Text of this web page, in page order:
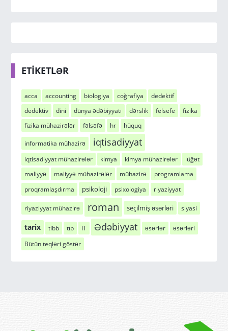
ETİKETLƏR
acca accounting biologiya coğrafiya
dedektif
dedektiv
dini dünya ədəbiyyatı dərslik felsefe
fizika
fizika mühazirələr
fəlsəfə hr hüquq
informatika mühazirə iqtisadiyyat
iqtisadiyyat mühazirələr kimya kimya mühazirələr
lüğət
maliyyə
maliyyə mühazirələr mühazirə
programlama
proqramlaşdırma
psikoloji psixologiya riyaziyyat
riyaziyyat mühazirə roman seçilmiş əsərləri siyasi
tarix tibb tıp İT Ədəbiyyat əsərlər
əsərləri
Bütün teqləri göstər